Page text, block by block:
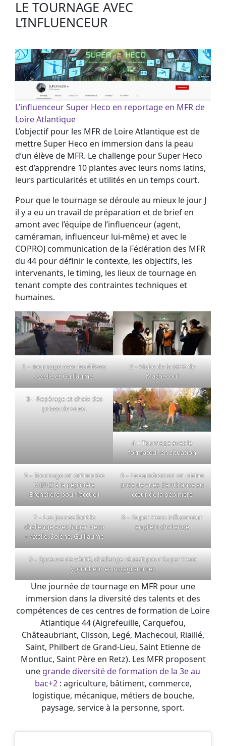
LE TOURNAGE AVEC
L’INFLUENCEUR
L’influenceur Super Heco en reportage en MFR de
Loire Atlantique
L’objectif pour les MFR de Loire Atlantique est de
mettre Super Heco en immersion dans la peau
d’un élève de MFR. Le challenge pour Super Heco
est d’apprendre 10 plantes avec leurs noms latins,
leurs particularités et utilités en un temps court.
Pour que le tournage se déroule au mieux le jour J
il y a eu un travail de préparation et de brief en
amont avec l’équipe de l’influenceur (agent,
caméraman, influenceur lui-même) et avec le
COPROJ communication de la Fédération des MFR
du 44 pour définir le contexte, les objectifs, les
intervenants, le timing, les lieux de tournage en
tenant compte des contraintes techniques et
humaines.
1 – Tournage avec les élèves
Axelle et Guillaume
2 – Visite de la MFR de
Machecoul
3 – Repérage et choix des
prises de vues.
4 – Tournage avec le
formateur en situation
5 – Tournage en entreprise
MERCI à lapépinière
Brenelièrepour l’accueil
6 – Le caméraman en pleine
prise de vues d’ambiance au
cœur de la pépinière
7 – Les jeunes font le
challenge avec Super Heco
– Axelle, Solène, Guillaume
8 – Super Heco influenceur
en plein challenge
9 – Epreuve de vérité, challenge réussit pour Super Heco
youtubeur et instagrammer.
Une journée de tournage en MFR pour une
immersion dans la diversité des talents et des
compétences de ces centres de formation de Loire
Atlantique 44 (Aigrefeuille, Carquefou,
Châteaubriant, Clisson, Legé, Machecoul, Riaillé,
Saint, Philbert de Grand-Lieu, Saint Etienne de
Montluc, Saint Père en Retz). Les MFR proposent
une grande diversité de formation de la 3e au
bac+2: agriculture, bâtiment, commerce,
logistique, mécanique, métiers de bouche,
paysage, service à la personne, sport.